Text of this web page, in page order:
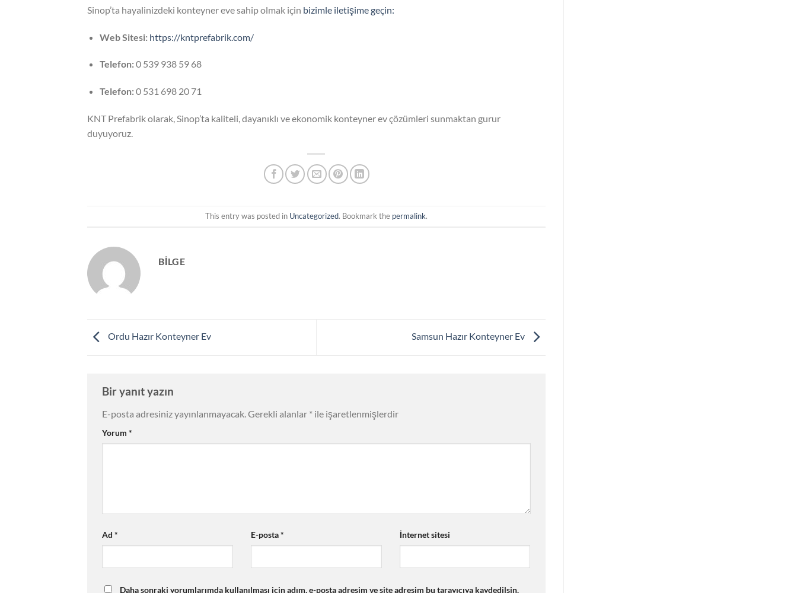
Sinop’ta hayalinizdeki konteyner eve sahip olmak için bizimle iletişime geçin:
Web Sitesi: https://kntprefabrik.com/
Telefon:0 539 938 59 68
Telefon:0 531 698 20 71
KNT Prefabrik olarak, Sinop’ta kaliteli, dayanıklı ve ekonomik konteyner ev çözümleri sunmaktan gurur
duyuyoruz.
This entry was posted in Uncategorized. Bookmark the permalink.
BILGE
Ordu Hazır Konteyner Ev Samsun Hazır Konteyner Ev
Bir yanıt yazın
E-posta adresiniz yayınlanmayacak.Gerekli alanlar * ile işaretlenmişlerdir
Yorum *
Ad * E-posta* İnternet sitesi
Daha sonraki yorumlarımda kullanılması için adım, e-posta adresim ve site adresim bu tarayıcıya kaydedilsin.